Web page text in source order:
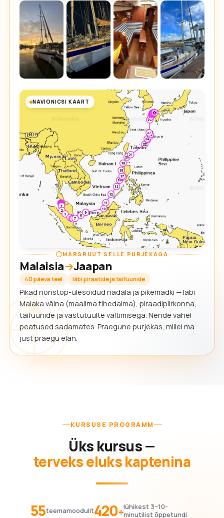
NAVIONICSI KAART
MARSRUUT SELLE PURJEKAGA
Malaisia Jaapan
40 päeva teel läbi piraatide ja taifuunide
Pikad nonstop-ülesõidud nädala ja pikemadki — läbi
Malaka väina (maailma tihedaima), piraadipiirkonna,
taifuunide ja vastutuulte vältimisega. Nende vahel
peatused sadamates. Praegune purjekas, millel ma
just praegu elan.
KURSUSE PROGRAMM
Üks kursus —
terveks eluks kaptenina
55teemamoodulit420+lühikest 3–10-
minutilist õppetundi